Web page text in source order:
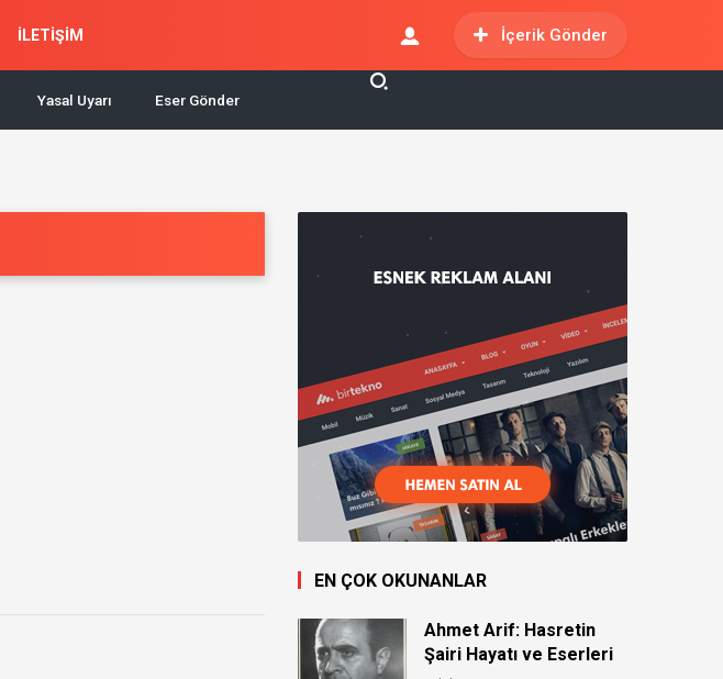
İLETİŞİM İçerik Gönder
Yasal Uyarı Eser Gönder
EN ÇOK OKUNANLAR
Ahmet Arif: Hasretin
Şairi Hayatı ve Eserleri